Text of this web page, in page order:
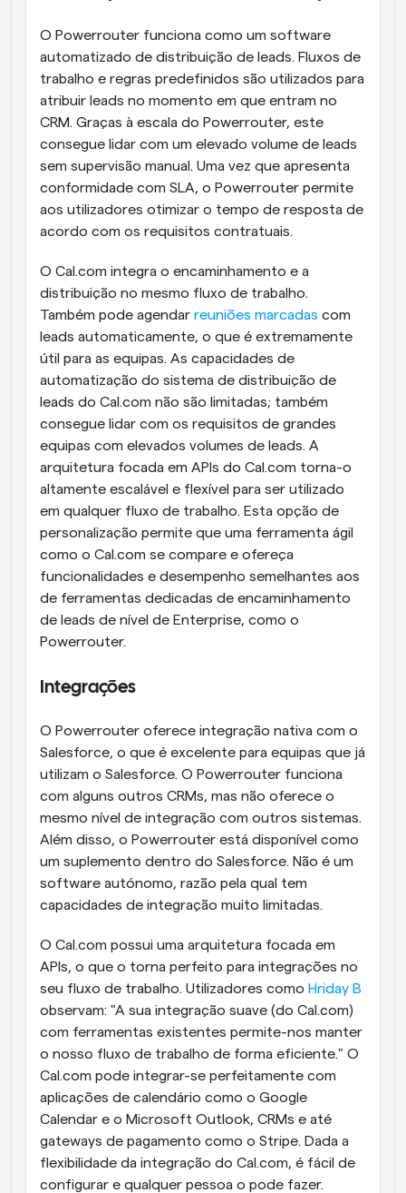
O Powerrouter funciona como um software
automatizado de distribuição de leads. Fluxos de
trabalho e regras predefinidos são utilizados para
atribuir leads no momento em que entram no
CRM. Graças à escala do Powerrouter, este
consegue lidar com um elevado volume de leads
sem supervisão manual. Uma vez que apresenta
conformidade com SLA, o Powerrouter permite
aos utilizadores otimizar o tempo de resposta de
acordo com os requisitos contratuais.
O Cal.com integra o encaminhamento e a
distribuição no mesmo fluxo de trabalho.
Também pode agendar reuniões marcadas com
leads automaticamente, o que é extremamente
útil para as equipas. As capacidades de
automatização do sistema de distribuição de
leads do Cal.com não são limitadas; também
consegue lidar com os requisitos de grandes
equipas com elevados volumes de leads. A
arquitetura focada em APIs do Cal.com torna-o
altamente escalável e flexível para ser utilizado
em qualquer fluxo de trabalho. Esta opção de
personalização permite que uma ferramenta ágil
como o Cal.com se compare e ofereça
funcionalidades e desempenho semelhantes aos
de ferramentas dedicadas de encaminhamento
de leads de nível de Enterprise, como o
Powerrouter.
Integrações
O Powerrouter oferece integração nativa com o
Salesforce, o que é excelente para equipas que já
utilizam o Salesforce. O Powerrouter funciona
com alguns outros CRMs, mas não oferece o
mesmo nível de integração com outros sistemas.
Além disso, o Powerrouter está disponível como
um suplemento dentro do Salesforce. Não é um
software autónomo, razão pela qual tem
capacidades de integração muito limitadas.
O Cal.com possui uma arquitetura focada em
APIs, o que o torna perfeito para integrações no
seu fluxo de trabalho. Utilizadores como Hriday B
observam: "A sua integração suave (do Cal.com)
com ferramentas existentes permite-nos manter
o nosso fluxo de trabalho de forma eficiente." O
Cal.com pode integrar-se perfeitamente com
aplicações de calendário como o Google
Calendar e o Microsoft Outlook, CRMs e até
gateways de pagamento como o Stripe. Dada a
flexibilidade da integração do Cal.com, é fácil de
configurar e qualquer pessoa o pode fazer.